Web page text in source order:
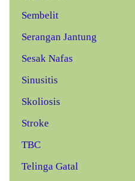
Sembelit
Serangan Jantung
Sesak Nafas
Sinusitis
Skoliosis
Stroke
TBC
Telinga Gatal